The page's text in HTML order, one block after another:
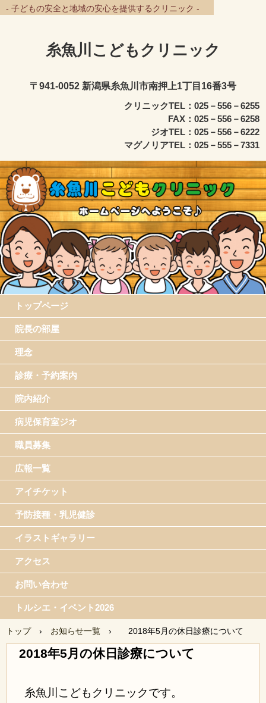
- 子どもの安全と地域の安心を提供するクリニック -
糸魚川こどもクリニック
〒941-0052 新潟県糸魚川市南押上1丁目16番3号
クリニックTEL：025－556－6255
FAX：025－556－6258
ジオTEL：025－556－6222
マグノリアTEL：025－555－7331
トップページ
院長の部屋
理念
診療・予約案内
院内紹介
病児保育室ジオ
職員募集
広報一覧
アイチケット
予防接種・乳児健診
イラストギャラリー
アクセス
お問い合わせ
トルシエ・イベント2026
トップ › お知らせ一覧 › 2018年5月の休日診療について
2018年5月の休日診療について
糸魚川こどもクリニックです。